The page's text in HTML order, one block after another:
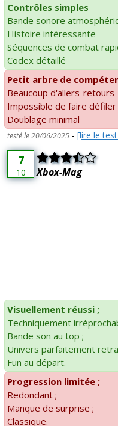
Contrôles simples
Bande sonore
Histoire intéressante
Séquences de combat
Codex détaillé
Petit arbre de
Beaucoup d'allers-retours
Impossible de faire
Doublage minimal
testé le 20/06/2025 - [lire le
7
10 Xbox-Mag
Visuellement réussi ;
Techniquement
Bande son au top ;
Univers parfaitement
Fun au départ.
Progression limitée ;
Redondant ;
Manque de surprise ;
Classique.